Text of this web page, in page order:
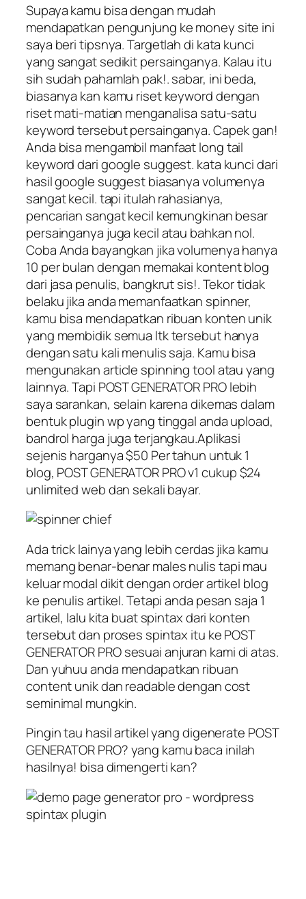
Supaya kamu bisa dengan mudah
mendapatkan pengunjung ke money site ini
saya beri tipsnya. Targetlah di kata kunci
yang sangat sedikit persainganya. Kalau itu
sih sudah pahamlah pak!. sabar, ini beda,
biasanya kan kamu riset keyword dengan
riset mati-matian menganalisa satu-satu
keyword tersebut persainganya. Capek gan!
Anda bisa mengambil manfaat long tail
keyword dari google suggest. kata kunci dari
hasil google suggest biasanya volumenya
sangat kecil. tapi itulah rahasianya,
pencarian sangat kecil kemungkinan besar
persainganya juga kecil atau bahkan nol.
Coba Anda bayangkan jika volumenya hanya
10 per bulan dengan memakai kontent blog
dari jasa penulis, bangkrut sis!. Tekor tidak
belaku jika anda memanfaatkan spinner,
kamu bisa mendapatkan ribuan konten unik
yang membidik semua ltk tersebut hanya
dengan satu kali menulis saja. Kamu bisa
mengunakan article spinning tool atau yang
lainnya. Tapi POST GENERATOR PRO lebih
saya sarankan, selain karena dikemas dalam
bentuk plugin wp yang tinggal anda upload,
bandrol harga juga terjangkau.Aplikasi
sejenis harganya $50 Per tahun untuk 1
blog, POST GENERATOR PRO v1 cukup $24
unlimited web dan sekali bayar.
Ada trick lainya yang lebih cerdas jika kamu
memang benar-benar males nulis tapi mau
keluar modal dikit dengan order artikel blog
ke penulis artikel. Tetapi anda pesan saja 1
artikel, lalu kita buat spintax dari konten
tersebut dan proses spintax itu ke POST
GENERATOR PRO sesuai anjuran kami di atas.
Dan yuhuu anda mendapatkan ribuan
content unik dan readable dengan cost
seminimal mungkin.
Pingin tau hasil artikel yang digenerate POST
GENERATOR PRO? yang kamu baca inilah
hasilnya! bisa dimengerti kan?